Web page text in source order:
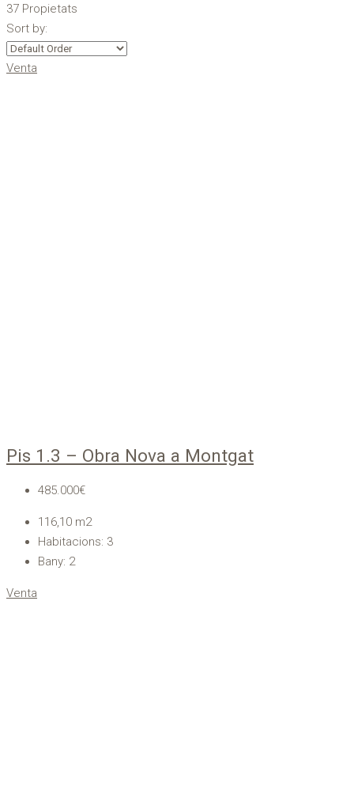
37 Propietats
Sort by:
Venta
Pis 1.3 – Obra Nova a Montgat
485.000€
116,10 m2
Habitacions: 3
Bany: 2
Venta